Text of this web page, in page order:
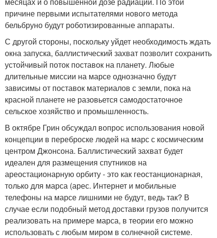
причине первыми испытателями нового метода
бельбруно будут роботизированные аппараты.
С другой стороны, поскольку уйдет необходимость ждать
окна запуска, баллистический захват позволит сохранить
устойчивый поток поставок на планету. Любые
длительные миссии на марсе однозначно будут
зависимы от поставок материалов с земли, пока на
красной планете не разовьется самодостаточное
сельское хозяйство и промышленность.
В октябре Грин обсуждал вопрос использования новой
концепции в переброске людей на марс с космическим
центром Джонсона. Баллистический захват будет
идеален для размещения спутников на
ареостационарную орбиту - это как геостанционарная,
только для марса (арес. Интернет и мобильные
телефоны на марсе лишними не будут, ведь так? В
случае если подобный метод доставки грузов получится
реализовать на примере марса, в теории его можно
использовать с любым миром в солнечной системе.